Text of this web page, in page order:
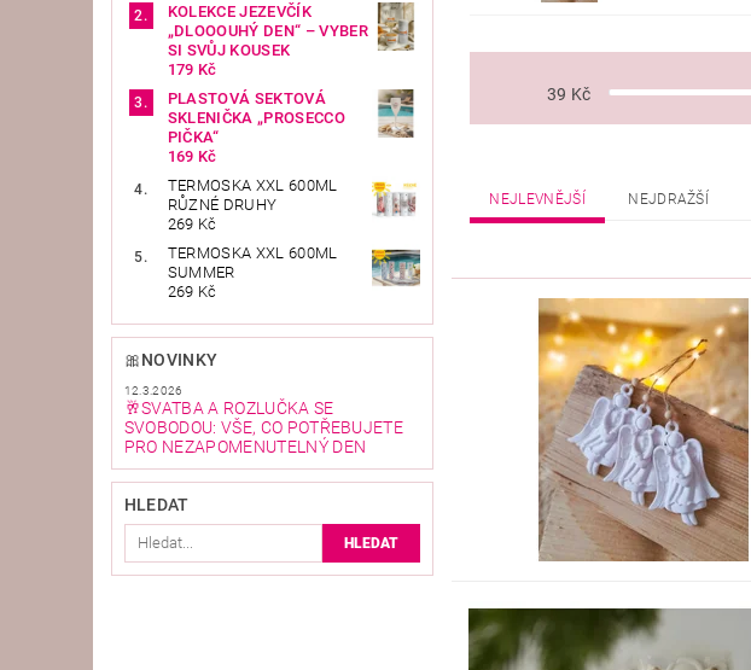
KOLEKCE JEZEVČÍK
„DLOOOUHÝ DEN“ – VYBER
SI SVŮJ KOUSEK
179 Kč
PLASTOVÁ SEKTOVÁ
SKLENIČKA „PROSECCO
PIČKA“
169 Kč
TERMOSKA XXL 600ML
RŮZNÉ DRUHY
269 Kč
TERMOSKA XXL 600ML
SUMMER
269 Kč
🎀NOVINKY
12.3.2026
🥂SVATBA A ROZLUČKA SE
SVOBODOU: VŠE, CO POTŘEBUJETE
PRO NEZAPOMENUTELNÝ DEN
HLEDAT
39 Kč
NEJLEVNĚJŠÍ NEJDRAŽŠÍ